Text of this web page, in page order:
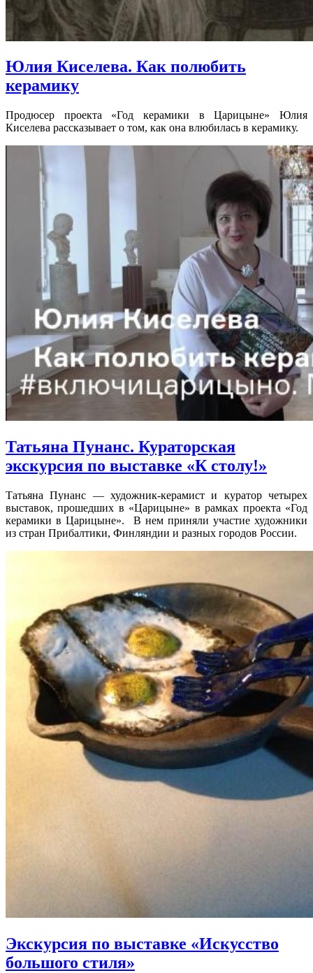
Юлия Киселева. Как полюбить
керамику
Продюсер проекта «Год керамики в Царицыне» Юлия
Киселева рассказывает о том, как она влюбилась в керамику.
Татьяна Пунанс. Кураторская
экскурсия по выставке «К столу!»
Татьяна Пунанс — художник-керамист и куратор четырех
выставок, прошедших в «Царицыне» в рамках проекта «Год
керамики в Царицыне». В нем приняли участие художники
из стран Прибалтики, Финляндии и разных городов России.
Экскурсия по выставке «Искусство
большого стиля»